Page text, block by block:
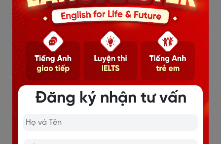
TÁC GIẢ: MS. NGUYỄN THỊ NGỌC LINH
IELTS 7.5
Cử nhân Ngôn Ngữ Anh - Học viện Ngoại Giao
5 năm kinh nghiệm giảng tiếng Anh
Nội Dung Hot
Đăng ký nhận tư vấn